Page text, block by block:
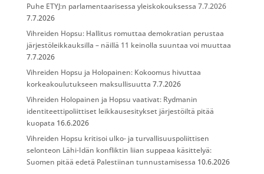
Puhe ETYJ:n parlamentaarisessa yleiskokouksessa 7.7.2026
7.7.2026
Vihreiden Hopsu: Hallitus romuttaa demokratian perustaa
järjestöleikkauksilla – näillä 11 keinolla suuntaa voi muuttaa
7.7.2026
Vihreiden Hopsu ja Holopainen: Kokoomus hivuttaa
korkeakoulutukseen maksullisuutta 7.7.2026
Vihreiden Holopainen ja Hopsu vaativat: Rydmanin
identiteettipoliittiset leikkausesitykset järjestöiltä pitää
kuopata 16.6.2026
Vihreiden Hopsu kritisoi ulko- ja turvallisuuspoliittisen
selonteon Lähi-Idän konfliktin liian suppeaa käsittelyä:
Suomen pitää edetä Palestiinan tunnustamisessa 10.6.2026